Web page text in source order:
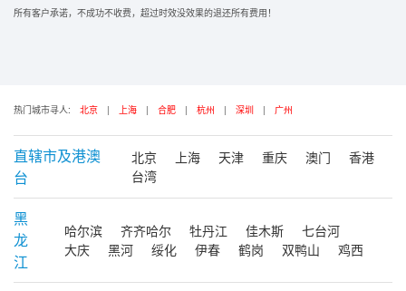
所有客户承诺，不成功不收费，超过时效没效果的退还所有费用！
热门城市寻人: 北京 | 上海 | 合肥 | 杭州 | 深圳 | 广州
直辖市及港澳
台
北京 上海 天津 重庆 澳门
香港
台湾
黑
龙
江
哈尔滨 齐齐哈尔 牡丹江 佳木斯
七台河
大庆
黑河 绥化 伊春 鹤岗 双鸭山 鸡西